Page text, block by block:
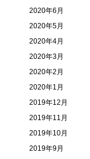
2020年6月
2020年5月
2020年4月
2020年3月
2020年2月
2020年1月
2019年12月
2019年11月
2019年10月
2019年9月